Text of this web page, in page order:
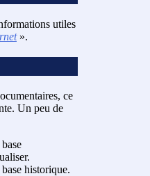
utiles
».
ce
Un peu de
historique.